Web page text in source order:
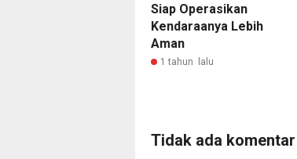
Siap Operasikan
Kendaraanya Lebih
Aman
1 tahun lalu
Tidak ada komentar